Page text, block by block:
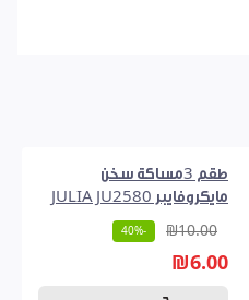
طقم 3مساكة سخن
مايكروفايبر JULIA JU2580
₪10.00
-40%
₪6.00